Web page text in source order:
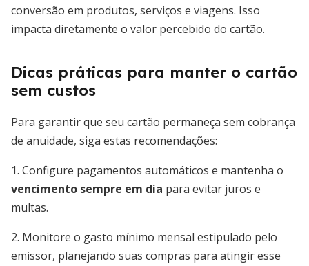
conversão em produtos, serviços e viagens. Isso
impacta diretamente o valor percebido do cartão.
Dicas práticas para manter o cartão
sem custos
Para garantir que seu cartão permaneça sem cobrança
de anuidade, siga estas recomendações:
1. Configure pagamentos automáticos e mantenha o
vencimento sempre em dia para evitar juros e
multas.
2. Monitore o gasto mínimo mensal estipulado pelo
emissor, planejando suas compras para atingir esse